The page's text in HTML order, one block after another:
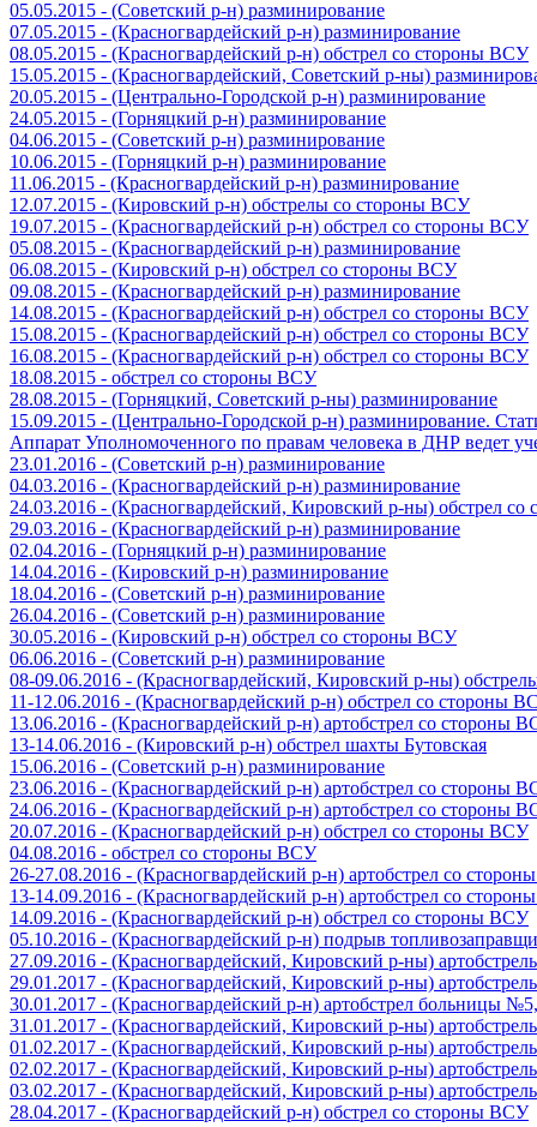
05.05.2015 - (Советский р-н) разминирование
07.05.2015 - (Красногвардейский р-н) разминирование
08.05.2015 - (Красногвардейский р-н) обстрел со стороны ВСУ
15.05.2015 - (Красногвардейский, Советский р-ны)
20.05.2015 - (Центрально-Городской р-н) разминирование
24.05.2015 - (Горняцкий р-н) разминирование
04.06.2015 - (Советский р-н) разминирование
10.06.2015 - (Горняцкий р-н) разминирование
11.06.2015 - (Красногвардейский р-н) разминирование
12.07.2015 - (Кировский р-н) обстрелы со стороны ВСУ
19.07.2015 - (Красногвардейский р-н) обстрел со стороны ВСУ
05.08.2015 - (Красногвардейский р-н) разминирование
06.08.2015 - (Кировский р-н) обстрел со стороны ВСУ
09.08.2015 - (Красногвардейский р-н) разминирование
14.08.2015 - (Красногвардейский р-н) обстрел со стороны ВСУ
15.08.2015 - (Красногвардейский р-н) обстрел со стороны ВСУ
16.08.2015 - (Красногвардейский р-н) обстрел со стороны ВСУ
18.08.2015 - обстрел со стороны ВСУ
28.08.2015 - (Горняцкий, Советский р-ны) разминирование
15.09.2015 - (Центрально-Городской р-н) разминирование.
Аппарат Уполномоченного по правам человека в ДНР ведет
23.01.2016 - (Советский р-н) разминирование
04.03.2016 - (Красногвардейский р-н) разминирование
24.03.2016 - (Красногвардейский, Кировский р-ны) обстрел
29.03.2016 - (Красногвардейский р-н) разминирование
02.04.2016 - (Горняцкий р-н) разминирование
14.04.2016 - (Кировский р-н) разминирование
18.04.2016 - (Советский р-н) разминирование
26.04.2016 - (Советский р-н) разминирование
30.05.2016 - (Кировский р-н) обстрел со стороны ВСУ
06.06.2016 - (Советский р-н) разминирование
08-09.06.2016 - (Красногвардейский, Кировский р-ны)
11-12.06.2016 - (Красногвардейский р-н) обстрел со стороны
13.06.2016 - (Красногвардейский р-н) артобстрел со стороны
13-14.06.2016 - (Кировский р-н) обстрел шахты Бутовская
15.06.2016 - (Советский р-н) разминирование
23.06.2016 - (Красногвардейский р-н) артобстрел со стороны
24.06.2016 - (Красногвардейский р-н) артобстрел со стороны
20.07.2016 - (Красногвардейский р-н) обстрел со стороны ВСУ
04.08.2016 - обстрел со стороны ВСУ
26-27.08.2016 - (Красногвардейский р-н) артобстрел со
13-14.09.2016 - (Красногвардейский р-н) артобстрел со
14.09.2016 - (Красногвардейский р-н) обстрел со стороны ВСУ
05.10.2016 - (Красногвардейский р-н) подрыв
27.09.2016 - (Красногвардейский, Кировский р-ны)
29.01.2017 - (Красногвардейский, Кировский р-ны)
30.01.2017 - (Красногвардейский р-н) артобстрел больницы
31.01.2017 - (Красногвардейский, Кировский р-ны)
01.02.2017 - (Красногвардейский, Кировский р-ны)
02.02.2017 - (Красногвардейский, Кировский р-ны)
03.02.2017 - (Красногвардейский, Кировский р-ны)
28.04.2017 - (Красногвардейский р-н) обстрел со стороны ВСУ